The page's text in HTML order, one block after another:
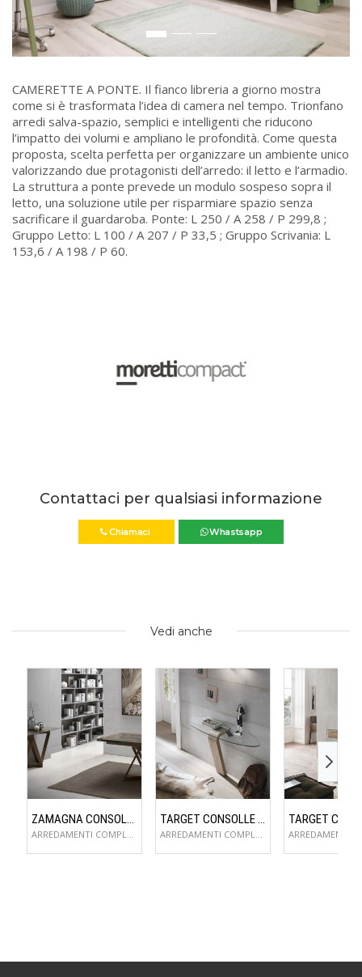
CAMERETTE A PONTE. Il fianco libreria a giorno mostra
come si è trasformata l’idea di camera nel tempo. Trionfano
arredi salva-spazio, semplici e intelligenti che riducono
l’impatto dei volumi e ampliano le profondità. Come questa
proposta, scelta perfetta per organizzare un ambiente unico
valorizzando due protagonisti dell’arredo: il letto e l’armadio.
La struttura a ponte prevede un modulo sospeso sopra il
letto, una soluzione utile per risparmiare spazio senza
sacrificare il guardaroba. Ponte: L 250 / A 258 / P 299,8 ;
Gruppo Letto: L 100 / A 207 / P 33,5 ; Gruppo Scrivania: L
Contattaci per qualsiasi informazione
ZAMAGNA CONSOLLE FLAME
ARREDAMENTI COMPLEMENTI D'ARREDO
TARGET CONSOLLE OMNIA
ARREDAMENTI COMPLEMENTI D'ARREDO